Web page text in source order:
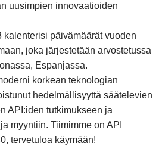
uusimpien innovaatioiden
kalenterisi päivämäärät vuoden
joka järjestetään arvostetussa
Espanjassa.
korkean teknologian
hedelmällisyyttä säätelevien
API:iden tutkimukseen ja
myyntiin. Tiimimme on API
tervetuloa käymään!